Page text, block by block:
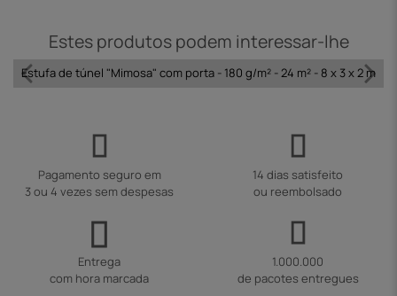
Estes produtos podem interessar-lhe
Estufa de túnel "Mimosa" com porta - 180 g/m² - 24 m² - 8 x 3 x 2 m
Pagamento seguro em
3 ou 4 vezes sem despesas
14 dias satisfeito
ou reembolsado
Entrega
com hora marcada
1.000.000
de pacotes entregues